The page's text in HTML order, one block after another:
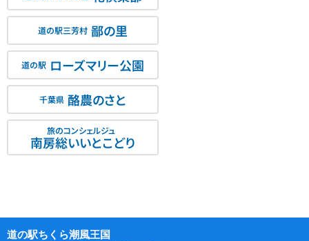
道の駅三芳村 鄙の里
道の駅 ローズマリー公園
千葉県 酪農のさと
旅のコンシェルジュ
南房総いいとこどり
道の駅ちくら潮風王国